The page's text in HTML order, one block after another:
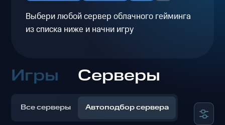
Выбери любой сервер облачного гейминга
из списка ниже и начни игру
Игры Серверы
Все серверы Автоподбор сервера